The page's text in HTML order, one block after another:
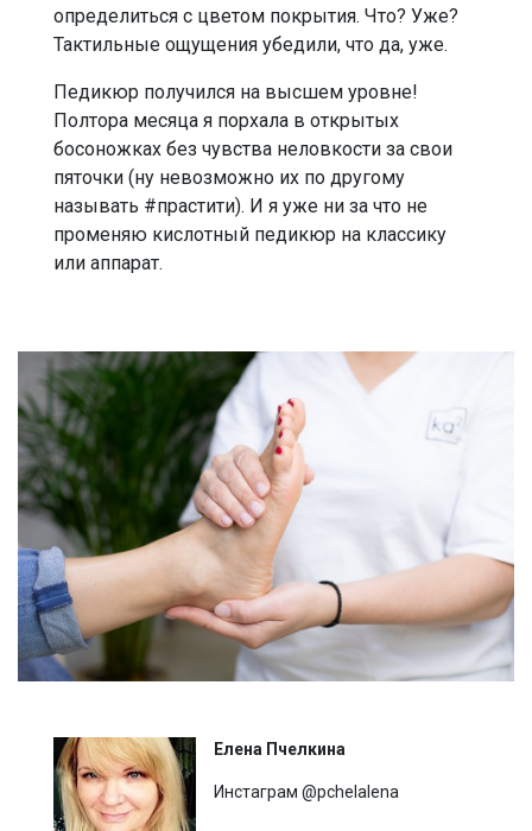
определиться с цветом покрытия. Что? Уже?
Тактильные ощущения убедили, что да, уже.
Педикюр получился на высшем уровне!
Полтора месяца я порхала в открытых
босоножках без чувства неловкости за свои
пяточки (ну невозможно их по другому
называть #прастити). И я уже ни за что не
променяю кислотный педикюр на классику
или аппарат.
Елена Пчелкина
Инстаграм @pchelalena